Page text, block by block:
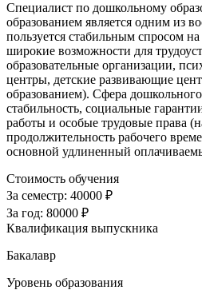
Специалист по дошкольному
образованием является одним из
пользуется стабильным спросом
широкие возможности для
образовательные организации,
центры, детские развивающие
образованием). Сфера
стабильность, социальные
работы и особые трудовые права
продолжительность рабочего
основной удлиненный
Стоимость обучения
За семестр: 40000 ₽
За год: 80000 ₽
Квалификация выпускника
Бакалавр
Уровень образования